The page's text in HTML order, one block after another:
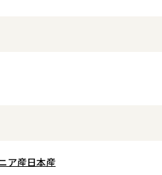
ア産日本産